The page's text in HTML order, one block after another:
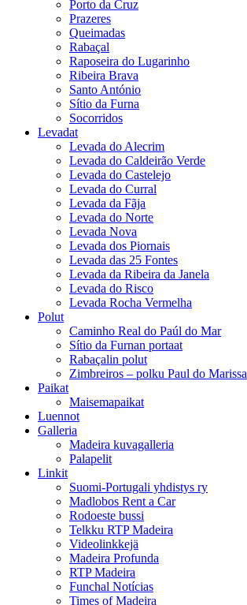
Porto da Cruz
Prazeres
Queimadas
Rabaçal
Raposeira do Lugarinho
Ribeira Brava
Santo António
Sítio da Furna
Socorridos
Levadat
Levada do Alecrim
Levada do Caldeirão Verde
Levada do Castelejo
Levada do Curral
Levada da Fãja
Levada do Norte
Levada Nova
Levada dos Piornais
Levada das 25 Fontes
Levada da Ribeira da Janela
Levada do Risco
Levada Rocha Vermelha
Polut
Caminho Real do Paúl do Mar
Sítio da Furnan portaat
Rabaçalin polut
Zimbreiros – polku Paul do Marissa
Paikat
Maisemapaikat
Luennot
Galleria
Madeira kuvagalleria
Palapelit
Linkit
Suomi-Portugali yhdistys ry
Madlobos Rent a Car
Rodoeste bussi
Telkku RTP Madeira
Videolinkkejä
Madeira Profunda
RTP Madeira
Funchal Notícias
Times of Madeira